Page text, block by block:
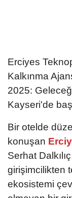
Erciyes
Kalkınma
2025:
Kayseri'de
Bir otelde
konuşan
Serhat
girişimcilikten
ekosistemi